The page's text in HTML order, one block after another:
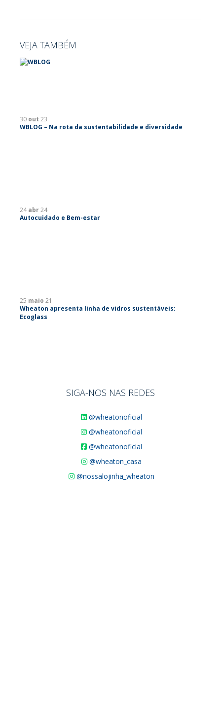
VEJA TAMBÉM
30 out 23
WBLOG – Na rota da sustentabilidade e diversidade
24abr24
Autocuidado e Bem-estar
25 maio 21
Wheaton apresenta linha de vidros sustentáveis:
Ecoglass
SIGA-NOS NAS REDES
@wheatonoficial
@wheatonoficial
@wheatonoficial
@wheaton_casa
@nossalojinha_wheaton